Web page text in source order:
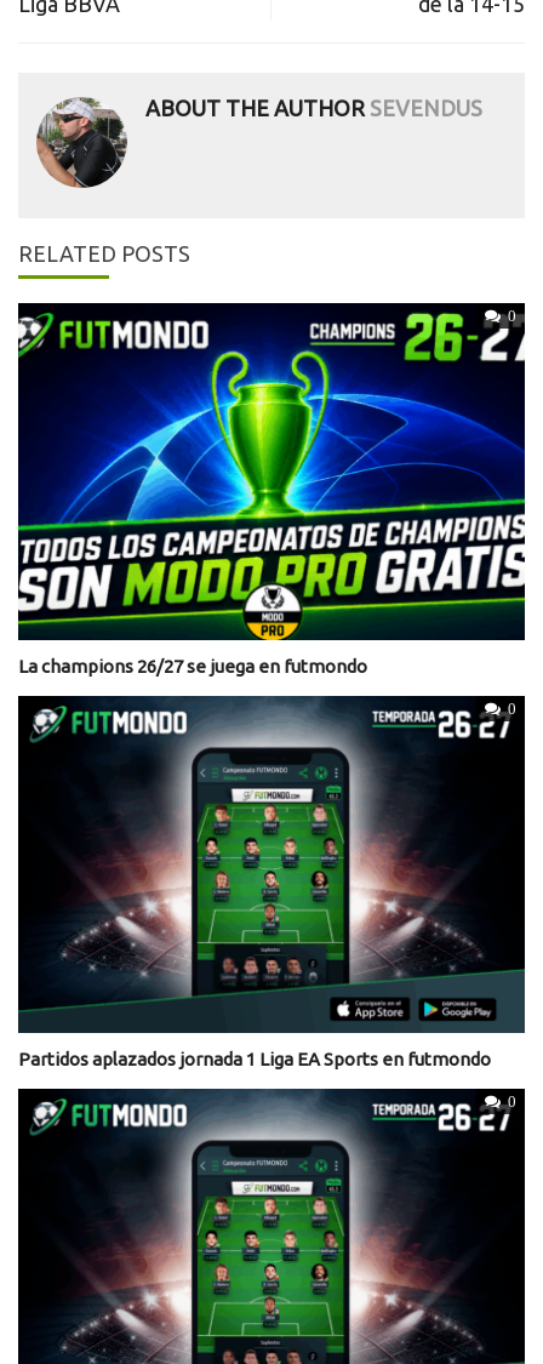
ABOUT THE AUTHOR SEVENDUS
RELATED POSTS
0
La champions 26/27 se juega en futmondo
0
Partidos aplazados jornada 1 Liga EA Sports en futmondo
0